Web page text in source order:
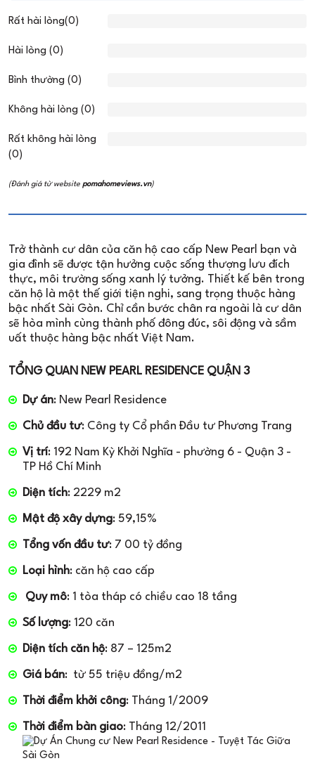
Rất hài lòng(0)
Hài lòng (0)
Bình thường (0)
Không hài lòng (0)
Rất không hài lòng
(0)
(Đánh giá từ website pomahomeviews.vn)
Trở thành cư dân của căn hộ cao cấp New Pearl bạn và
gia đình sẽ được tận hưởng cuộc sống thượng lưu đích
thực, môi trường sống xanh lý tưởng. Thiết kế bên trong
căn hộ là một thế giới tiện nghi, sang trọng thuộc hàng
bậc nhất Sài Gòn. Chỉ cần bước chân ra ngoài là cư dân
sẽ hòa mình cùng thành phố đông đúc, sôi động và sầm
uất thuộc hàng bậc nhất Việt Nam.
TỔNG QUAN NEW PEARL RESIDENCE QUẬN 3
Dự án: New Pearl Residence
Chủ đầu tư: Công ty Cổ phần Đầu tư Phương Trang
Vị trí: 192 Nam Kỳ Khởi Nghĩa - phường 6 - Quận 3 -
TP Hồ Chí Minh
Diện tích: 2229 m2
Mật độ xây dựng: 59,15%
Tổng vốn đầu tư: 7 00 tỷ đồng
Loại hình: căn hộ cao cấp
Quy mô: 1 tòa tháp có chiều cao 18 tầng
Số lượng: 120 căn
Diện tích căn hộ: 87 – 125m2
Giá bán: từ 55 triệu đồng/m2
Thời điểm khởi công: Tháng 1/2009
Thời điểm bàn giao: Tháng 12/2011